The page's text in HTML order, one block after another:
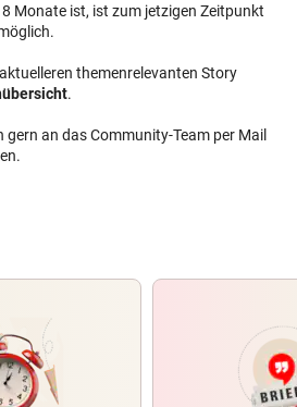
Monate ist, ist zum jetzigen Zeitpunkt
themenrelevanten Story
.
gern an das Community-Team per Mail